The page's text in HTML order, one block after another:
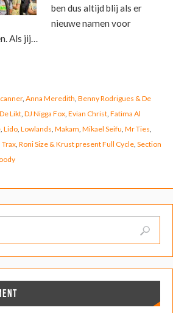
ben dus altijd blij als er
nieuwe namen voor
Als jij…
, Anna Meredith Benny Rodrigues & De
De Likt, DJ Nigga Fox, Evian Christ, Fatima Al
, Lido, Lowlands Makam Mikael Seifu Mr Ties
Trax, Roni Size & Krust present Full Cycle, Section